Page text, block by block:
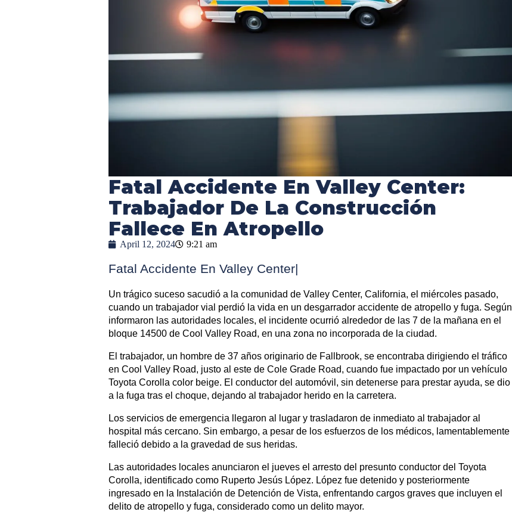
Fatal Accidente En Valley Center:
Trabajador De La Construcción
Fallece En Atropello
April 12, 2024 9:21 am
Fatal Accidente En Valley Center|
Un trágico suceso sacudió a la comunidad de Valley Center, California, el miércoles pasado,
cuando un trabajador vial perdió la vida en un desgarrador accidente de atropello y fuga. Según
informaron las autoridades locales, el incidente ocurrió alrededor de las 7 de la mañana en el
bloque 14500 de Cool Valley Road, en una zona no incorporada de la ciudad.
El trabajador, un hombre de 37 años originario de Fallbrook, se encontraba dirigiendo el tráfico
en Cool Valley Road, justo al este de Cole Grade Road, cuando fue impactado por un vehículo
Toyota Corolla color beige. El conductor del automóvil, sin detenerse para prestar ayuda, se dio
a la fuga tras el choque, dejando al trabajador herido en la carretera.
Los servicios de emergencia llegaron al lugar y trasladaron de inmediato al trabajador al
hospital más cercano. Sin embargo, a pesar de los esfuerzos de los médicos, lamentablemente
falleció debido a la gravedad de sus heridas.
Las autoridades locales anunciaron el jueves el arresto del presunto conductor del Toyota
Corolla, identificado como Ruperto Jesús López. López fue detenido y posteriormente
ingresado en la Instalación de Detención de Vista, enfrentando cargos graves que incluyen el
delito de atropello y fuga, considerado como un delito mayor.